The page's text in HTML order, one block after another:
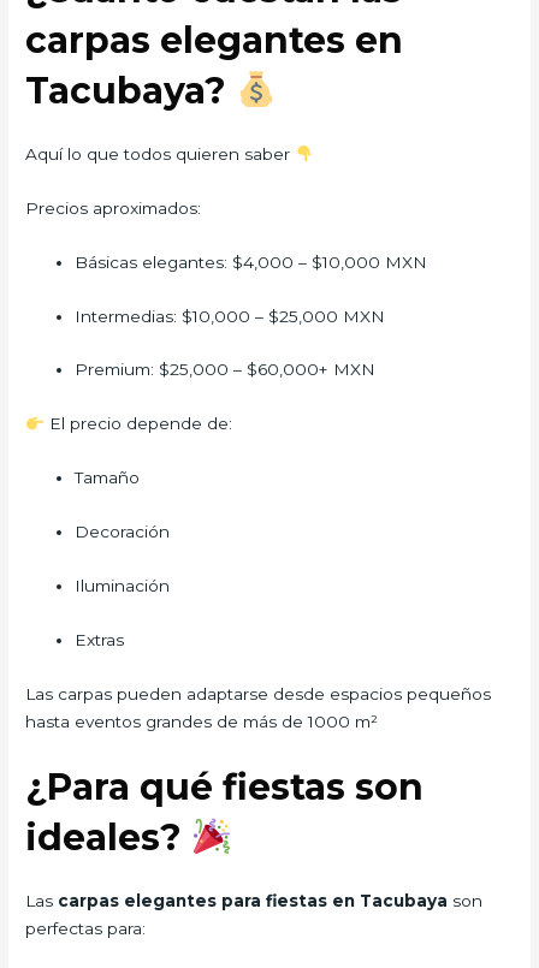
carpas elegantes en
Tacubaya?
Aquí lo que todos quieren saber
Precios aproximados:
Básicas elegantes: $4,000 – $10,000 MXN
Intermedias: $10,000 – $25,000 MXN
Premium: $25,000 – $60,000+ MXN
El precio depende de:
Tamaño
Decoración
Iluminación
Extras
Las carpas pueden adaptarse desde espacios pequeños
hasta eventos grandes de más de 1000 m²
¿Para qué fiestas son
ideales?
Las carpas elegantes para fiestas en Tacubaya son
perfectas para: